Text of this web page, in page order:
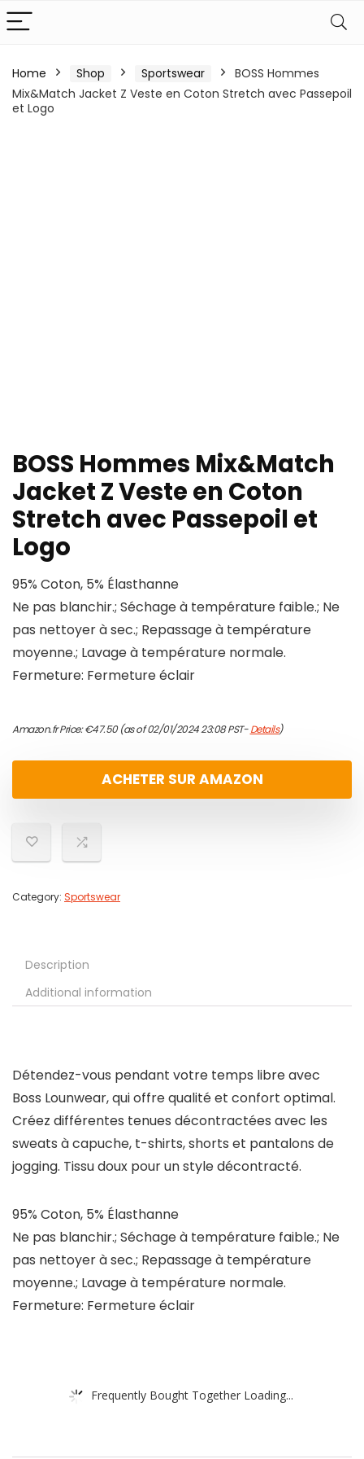
Home Shop Sportswear
BOSS Hommes
Mix&Match Jacket Z Veste en Coton Stretch avec Passepoil
et Logo
BOSS Hommes Mix&Match
Jacket Z Veste en Coton
Stretch avec Passepoil et
Logo
95% Coton, 5% Élasthanne
Ne pas blanchir.; Séchage à température faible.; Ne
pas nettoyer à sec.; Repassage à température
moyenne.; Lavage à température normale.
Fermeture: Fermeture éclair
Amazon.fr Price:€47.50(as of 02/01/2024 23:08 PST-Details)
ACHETER SUR AMAZON
Category: Sportswear
Description
Additional information
Détendez-vous pendant votre temps libre avec
Boss Lounwear, qui offre qualité et confort optimal.
Créez différentes tenues décontractées avec les
sweats à capuche, t-shirts, shorts et pantalons de
jogging. Tissu doux pour un style décontracté.
95% Coton, 5% Élasthanne
Ne pas blanchir.; Séchage à température faible.; Ne
pas nettoyer à sec.; Repassage à température
moyenne.; Lavage à température normale.
Fermeture: Fermeture éclair
Frequently Bought Together Loading...